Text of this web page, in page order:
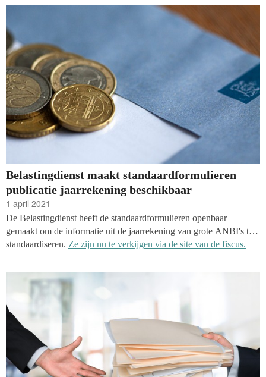
euro. Hoewel de wet volgens branchevereniging Goede Doelen
Nederland op dit moment ‘volstaat’, blijven een aantal
fundamentele bezwaren onopgelost.
Belastingdienst maakt standaardformulieren
publicatie jaarrekening beschikbaar
1 april 2021
De Belastingdienst heeft de standaardformulieren openbaar
gemaakt om de informatie uit de jaarrekening van grote ANBI's te
standaardiseren. Ze zijn nu te verkijgen via de site van de fiscus.